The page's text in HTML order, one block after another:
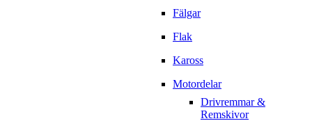
Fälgar
Flak
Kaross
Motordelar
Drivremmar &
Remskivor